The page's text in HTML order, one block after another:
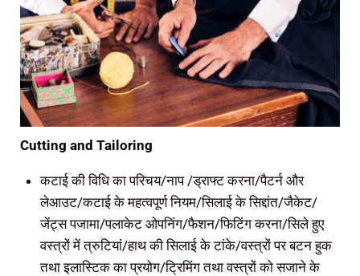
Cutting and Tailoring
कटाई की विधि का परिचय/नाप /ड्राफ्ट करना/पैटर्न और
लेआउट/कटाई के महत्वपूर्ण नियम/सिलाई के सिद्दांत/जैकेट/
जेंट्स पजामा/पलाकेट ओपनिंग/फैशन/फिटिंग करना/सिले हुए
वस्त्रों में त्रुटियां/हाथ की सिलाई के टांके/वस्त्रों पर बटन हुक
तथा इलास्टिक का प्रयोग/ट्रिमिंग तथा वस्त्रों को सजाने के